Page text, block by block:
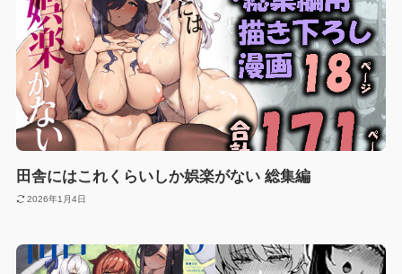
田舎にはこれくらいしか娯楽がない 総集編
2026年1月4日